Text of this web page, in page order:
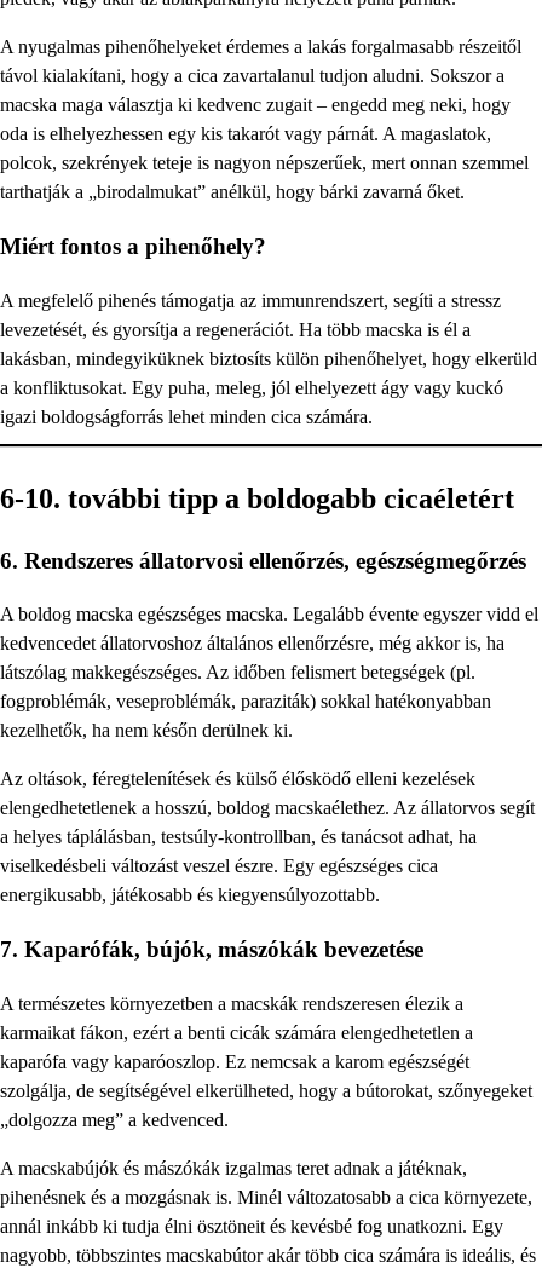
A nyugalmas pihenőhelyeket érdemes a lakás forgalmasabb részeitől
távol kialakítani, hogy a cica zavartalanul tudjon aludni. Sokszor a
macska maga választja ki kedvenc zugait – engedd meg neki, hogy
oda is elhelyezhessen egy kis takarót vagy párnát. A magaslatok,
polcok, szekrények teteje is nagyon népszerűek, mert onnan szemmel
tarthatják a „birodalmukat” anélkül, hogy bárki zavarná őket.
Miért fontos a pihenőhely?
A megfelelő pihenés támogatja az immunrendszert, segíti a stressz
levezetését, és gyorsítja a regenerációt. Ha több macska is él a
lakásban, mindegyiküknek biztosíts külön pihenőhelyet, hogy elkerüld
a konfliktusokat. Egy puha, meleg, jól elhelyezett ágy vagy kuckó
igazi boldogságforrás lehet minden cica számára.
6-10. további tipp a boldogabb cicaéletért
6. Rendszeres állatorvosi ellenőrzés, egészségmegőrzés
A boldog macska egészséges macska. Legalább évente egyszer vidd el
kedvencedet állatorvoshoz általános ellenőrzésre, még akkor is, ha
látszólag makkegészséges. Az időben felismert betegségek (pl.
fogproblémák, veseproblémák, paraziták) sokkal hatékonyabban
kezelhetők, ha nem későn derülnek ki.
Az oltások, féregtelenítések és külső élősködő elleni kezelések
elengedhetetlenek a hosszú, boldog macskaélethez. Az állatorvos segít
a helyes táplálásban, testsúly-kontrollban, és tanácsot adhat, ha
viselkedésbeli változást veszel észre. Egy egészséges cica
energikusabb, játékosabb és kiegyensúlyozottabb.
7. Kaparófák, bújók, mászókák bevezetése
A természetes környezetben a macskák rendszeresen élezik a
karmaikat fákon, ezért a benti cicák számára elengedhetetlen a
kaparófa vagy kaparóoszlop. Ez nemcsak a karom egészségét
szolgálja, de segítségével elkerülheted, hogy a bútorokat, szőnyegeket
„dolgozza meg” a kedvenced.
A macskabújók és mászókák izgalmas teret adnak a játéknak,
pihenésnek és a mozgásnak is. Minél változatosabb a cica környezete,
annál inkább ki tudja élni ösztöneit és kevésbé fog unatkozni. Egy
nagyobb, többszintes macskabútor akár több cica számára is ideális, és